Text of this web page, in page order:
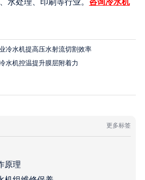
水处理、印刷等行业。 咨询冷水机
冷水机提高压水射流切割效率
水机控温提升膜层附着力
更多标签
原理